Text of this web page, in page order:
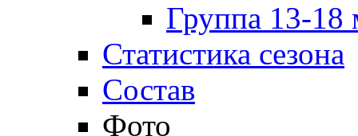
Группа 13-18
Статистика сезона
Состав
Фото